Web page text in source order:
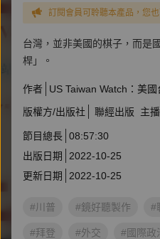
訂閱會員可聆聽本產品，您也
台灣，並非美國的棋子，而是
桿」。
作者
US Taiwan Watch：美
版權方/出版社
聯經出版 主播
節目總長 08:57:30
出版日期
2022-10-25
更新日期
2022-10-25
#川普 #鏡好聽製作 #
#拜登 #外交 #國際政